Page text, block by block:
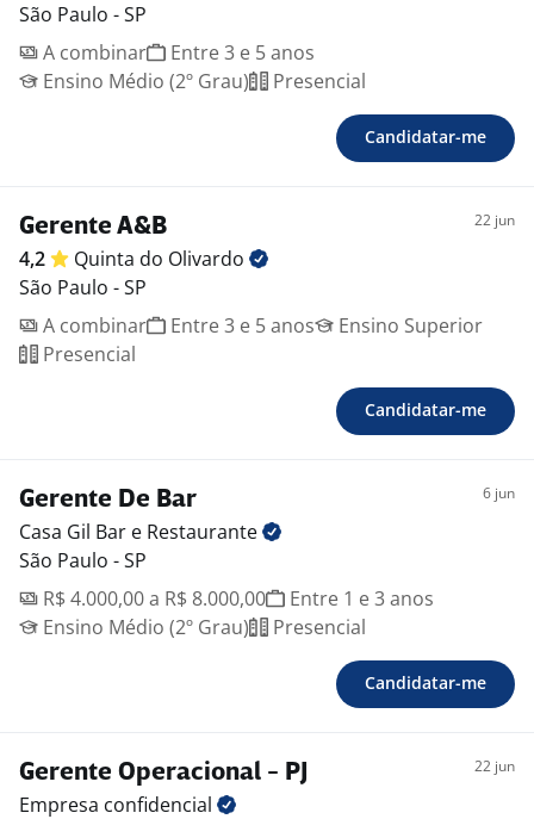
São Paulo - SP
A combinar
Entre 3 e 5 anos
Ensino Médio (2º Grau)
Presencial
Candidatar-me
Gerente A&B 22 jun
4,2 Quinta do Olivardo
São Paulo - SP
A combinar
Entre 3 e 5 anos
Ensino Superior
Presencial
Candidatar-me
Gerente De Bar 6 jun
Casa Gil Bar e Restaurante
São Paulo - SP
R$ 4.000,00 a R$ 8.000,00
Entre 1 e 3 anos
Ensino Médio (2º Grau)
Presencial
Candidatar-me
Gerente Operacional - PJ 22 jun
Empresa confidencial